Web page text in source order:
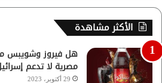
الأكثر مشاهدة
هل فيروز وشويبس
مصرية لا تدعم
29 أكتوبر، 2023